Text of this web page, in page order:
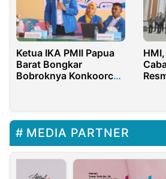
Ketua IKA PMII Papua
Barat Bongkar
Bobroknya Konkoorcab
MEDIA PARTNER